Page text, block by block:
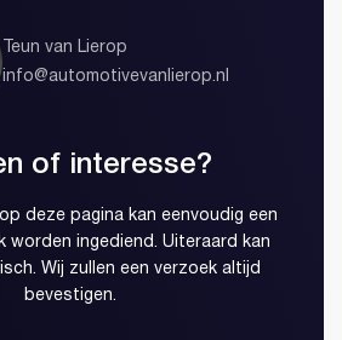
Teun van Lierop
info@automotivevanlierop.nl
of interesse?
deze pagina kan eenvoudig een
worden ingediend. Uiteraard kan
Wij zullen een verzoek altijd
bevestigen.